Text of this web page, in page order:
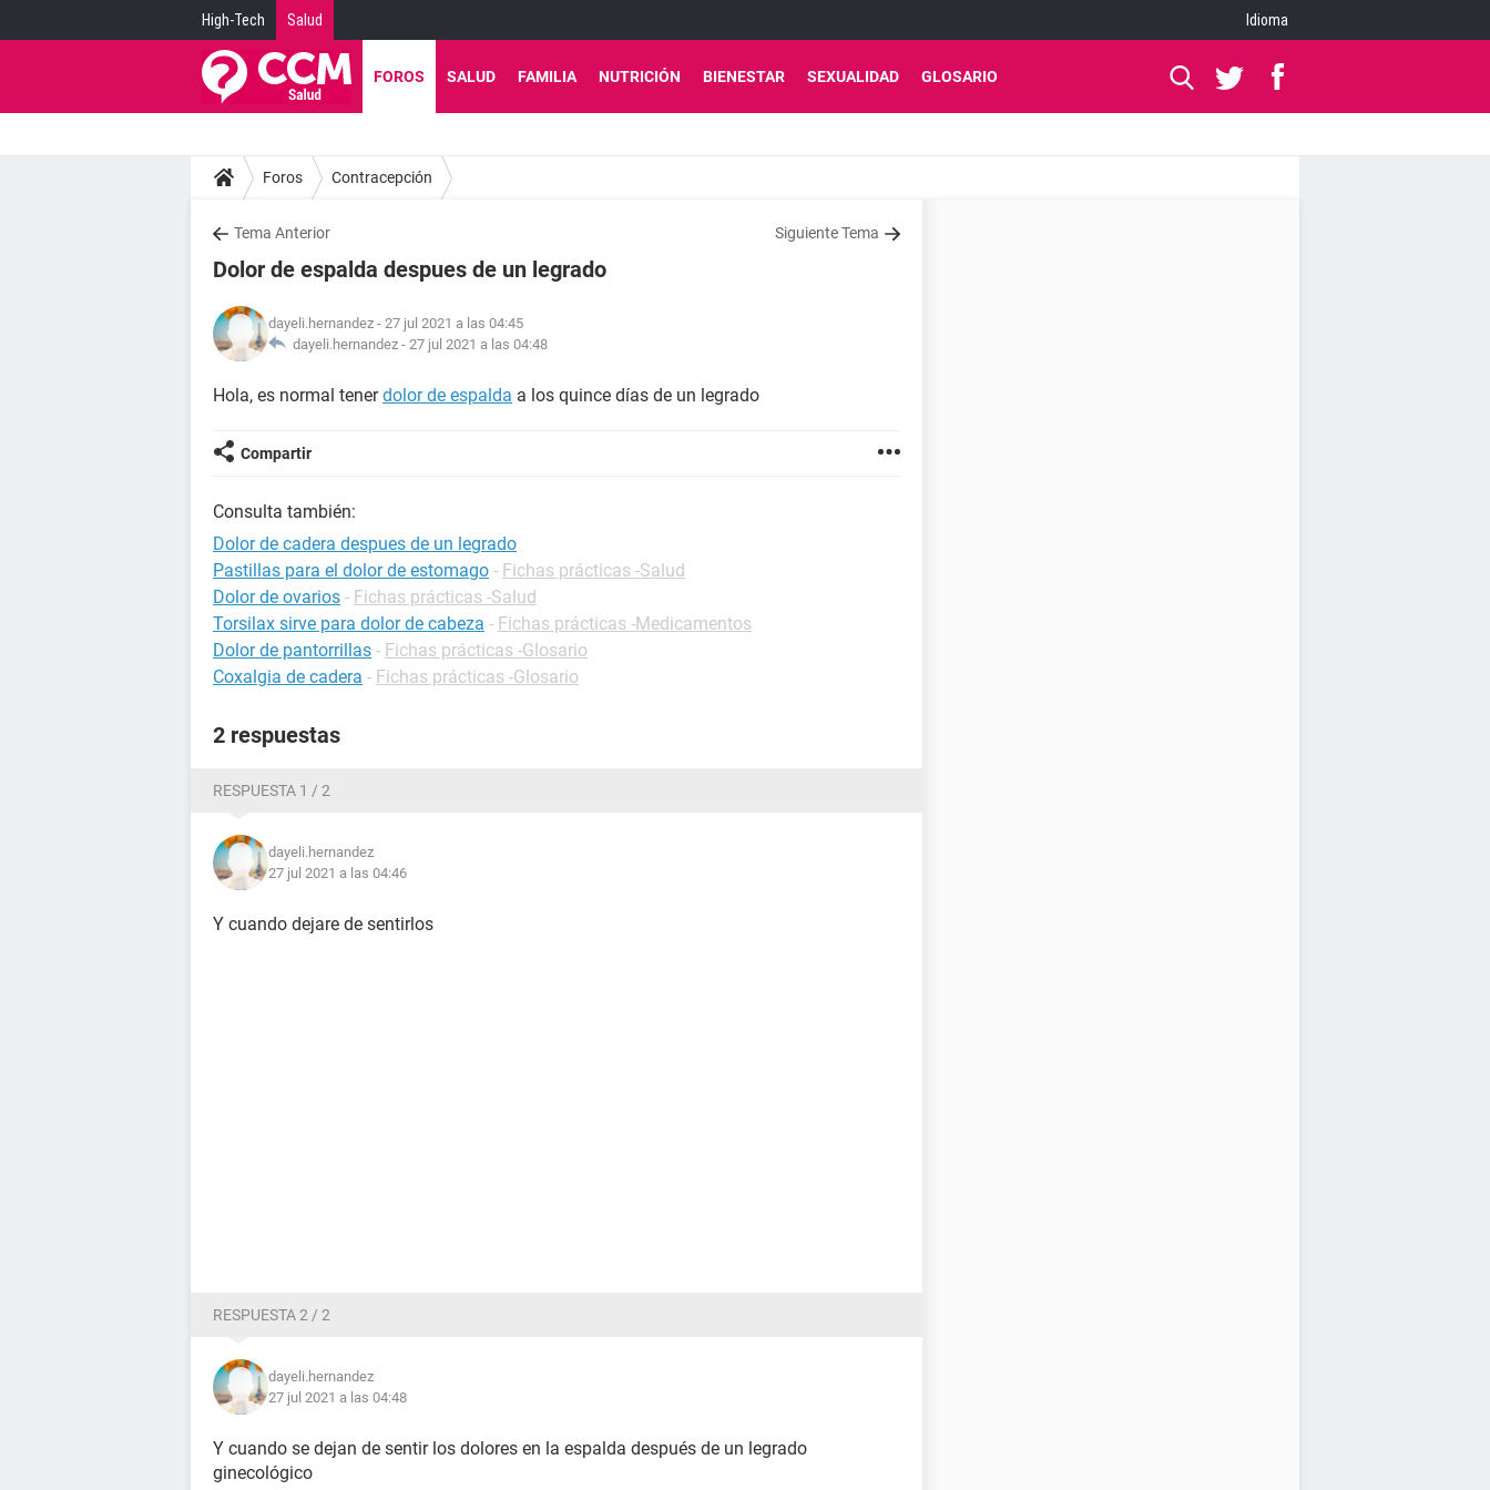
High-Tech Salud Idioma
FOROS SALUD FAMILIA NUTRICIÓN BIENESTAR SEXUALIDAD GLOSARIO
Foros Contracepción
Tema Anterior Siguiente Tema
Dolor de espalda despues de un legrado
dayeli.hernandez - 27 jul 2021 a las 04:45
dayeli.hernandez - 27 jul 2021 a las 04:48
Hola, es normal tenerdolor de espalda a los quince días de un legrado
Compartir
Consulta también:
Dolor de cadera despues de un legrado
Pastillas para el dolor de estomago - Fichas prácticas -Salud
Dolor de ovarios - Fichas prácticas -Salud
Torsilax sirve para dolor de cabeza - Fichas prácticas -Medicamentos
Dolor de pantorrillas - Fichas prácticas -Glosario
Coxalgia de cadera - Fichas prácticas -Glosario
2 respuestas
RESPUESTA 1 / 2
dayeli.hernandez
27 jul 2021 a las 04:46
Y cuando dejare de sentirlos
RESPUESTA 2 / 2
dayeli.hernandez
27 jul 2021 a las 04:48
Y cuando se dejan de sentir los dolores en la espalda después de un legrado
ginecológico